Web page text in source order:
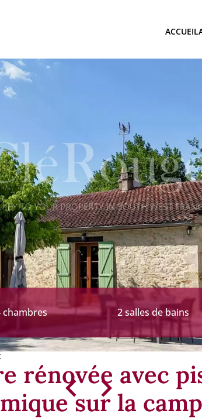
ACCUEIL
chambres 2 salles de bains
rénovée avec
sur la